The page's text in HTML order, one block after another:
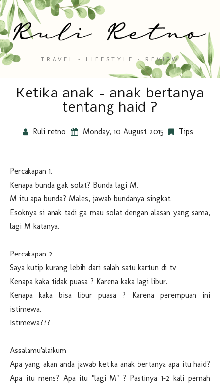
TRAVEL - LIFESTYLE - REVIEW
Ketika anak - anak bertanya
tentang haid ?
Ruli retno Monday, 10 August 2015 Tips
Percakapan 1.
Kenapa bunda gak solat? Bunda lagi M.
M itu apa bunda? Males, jawab bundanya singkat.
Esoknya si anak tadi ga mau solat dengan alasan yang sama,
lagi M katanya.
Percakapan 2.
Saya kutip kurang lebih dari salah satu kartun di tv
Kenapa kaka tidak puasa ? Karena kaka lagi libur.
Kenapa kaka bisa libur puasa ? Karena perempuan ini
istimewa.
Istimewa???
Assalamu'alaikum
Apa yang akan anda jawab ketika anak bertanya apa itu haid?
Apa itu mens? Apa itu "lagi M" ? Pastinya 1-2 kali pernah